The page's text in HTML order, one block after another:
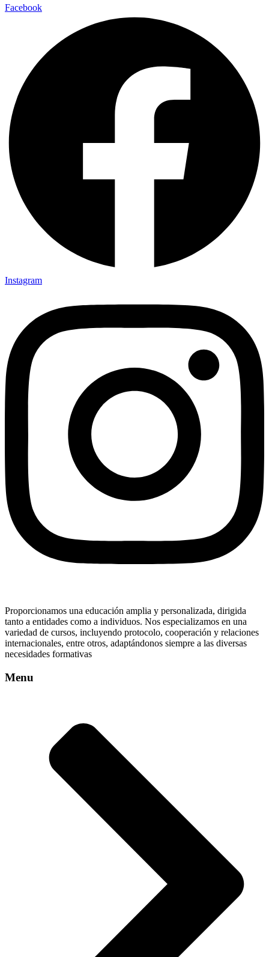
Facebook
Instagram
Proporcionamos una educación amplia y personalizada, dirigida
tanto a entidades como a individuos. Nos especializamos en una
variedad de cursos, incluyendo protocolo, cooperación y relaciones
internacionales, entre otros, adaptándonos siempre a las diversas
necesidades formativas
Menu